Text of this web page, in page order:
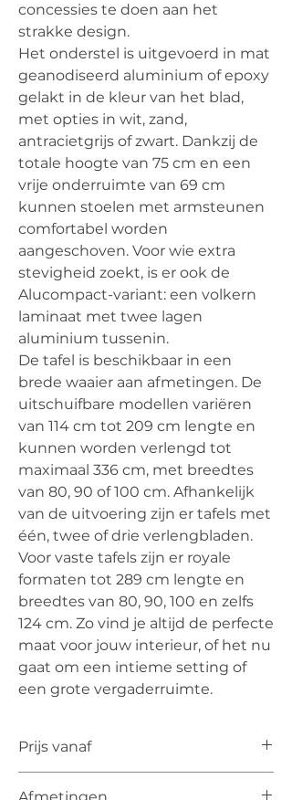
concessies te doen aan het
strakke design.
Het onderstel is uitgevoerd in mat
geanodiseerd aluminium of epoxy
gelakt in de kleur van het blad,
met opties in wit, zand,
antracietgrijs of zwart. Dankzij de
totale hoogte van 75 cm en een
vrije onderruimte van 69 cm
kunnen stoelen met armsteunen
comfortabel worden
aangeschoven. Voor wie extra
stevigheid zoekt, is er ook de
Alucompact-variant: een volkern
laminaat met twee lagen
aluminium tussenin.
De tafel is beschikbaar in een
brede waaier aan afmetingen. De
uitschuifbare modellen variëren
van 114 cm tot 209 cm lengte en
kunnen worden verlengd tot
maximaal 336 cm, met breedtes
van 80, 90 of 100 cm. Afhankelijk
van de uitvoering zijn er tafels met
één, twee of drie verlengbladen.
Voor vaste tafels zijn er royale
formaten tot 289 cm lengte en
breedtes van 80, 90, 100 en zelfs
124 cm. Zo vind je altijd de perfecte
maat voor jouw interieur, of het nu
gaat om een intieme setting of
een grote vergaderruimte.
Prijs vanaf